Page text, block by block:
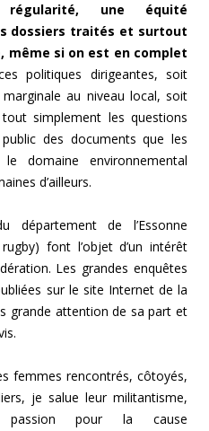
une équité
dossiers traités et surtout
même si on est en complet
politiques dirigeantes, soit
marginale au niveau local, soit
simplement les questions
des documents que les
domaine environnemental
d’ailleurs.
département de l’Essonne
font l’objet d’un intérêt
Les grandes enquêtes
sur le site Internet de la
grande attention de sa part et
femmes rencontrés, côtoyés,
je salue leur militantisme,
passion pour la cause